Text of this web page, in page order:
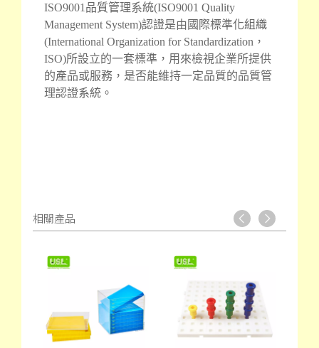
ISO9001品質管理系統(ISO9001 Quality
Management System)認證是由國際標準化組織
(International Organization for Standardization，
ISO)所設立的一套標準，用來檢視企業所提供
的產品或服務，是否能維持一定品質的品質管
理認證系統。
相關產品